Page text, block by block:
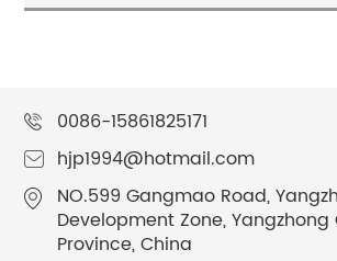
0086-15861825171
hjp1994@hotmail.com
NO.599 Gangmao Road,
Development Zone,
Province, China